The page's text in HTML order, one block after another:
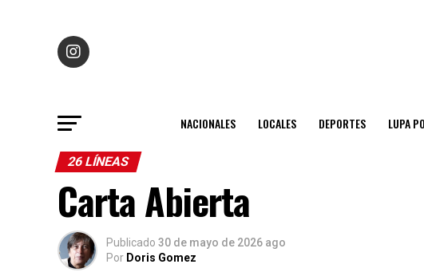
NACIONALES LOCALES DEPORTES LUPA
26 LÍNEAS
Carta Abierta
Publicado 30 de mayo de 2026 ago
Por Doris Gomez